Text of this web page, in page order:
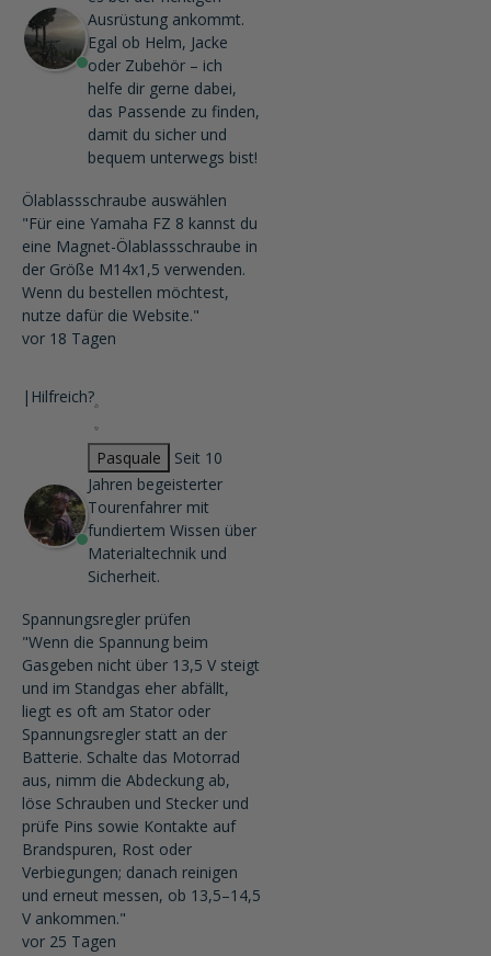
Ausrüstung ankommt.
Egal ob Helm, Jacke
oder Zubehör – ich
helfe dir gerne dabei,
das Passende zu finden,
damit du sicher und
bequem unterwegs bist!
Ölablassschraube auswählen
"Für eine Yamaha FZ 8 kannst du
eine Magnet-Ölablassschraube in
der Größe M14x1,5 verwenden.
Wenn du bestellen möchtest,
nutze dafür die Website."
vor 18 Tagen
| Hilfreich?
Pasquale
Seit 10
Jahren begeisterter
Tourenfahrer mit
fundiertem Wissen über
Materialtechnik und
Sicherheit.
Spannungsregler prüfen
"Wenn die Spannung beim
Gasgeben nicht über 13,5 V steigt
und im Standgas eher abfällt,
liegt es oft am Stator oder
Spannungsregler statt an der
Batterie. Schalte das Motorrad
aus, nimm die Abdeckung ab,
löse Schrauben und Stecker und
prüfe Pins sowie Kontakte auf
Brandspuren, Rost oder
Verbiegungen; danach reinigen
und erneut messen, ob 13,5–14,5
V ankommen."
vor 25 Tagen